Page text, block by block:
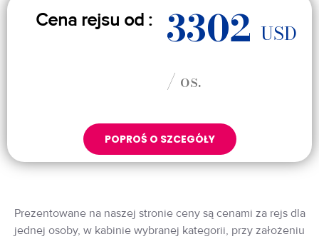
Cena rejsu od : 3302 USD
/ os.
POPROŚ O SZCEGÓŁY
Prezentowane na naszej stronie ceny są cenami za rejs dla
jednej osoby, w kabinie wybranej kategorii, przy założeniu